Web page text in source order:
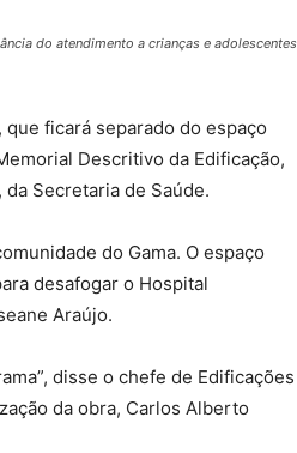
do atendimento a crianças e adolescentes
ficará separado do espaço
Descritivo da Edificação,
Secretaria de Saúde.
do Gama. O espaço
desafogar o Hospital
Araújo.
disse o chefe de Edificações
da obra, Carlos Alberto